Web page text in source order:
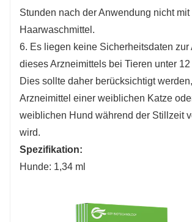
Stunden nach der Anwendung nicht mit
Haarwaschmittel.
6. Es liegen keine Sicherheitsdaten zur
dieses Arzneimittels bei Tieren unter 12
Dies sollte daher berücksichtigt
Arzneimittel einer weiblichen Katze
weiblichen Hund während der Stillzeit
wird.
Spezifikation:
Hunde: 1,34 ml